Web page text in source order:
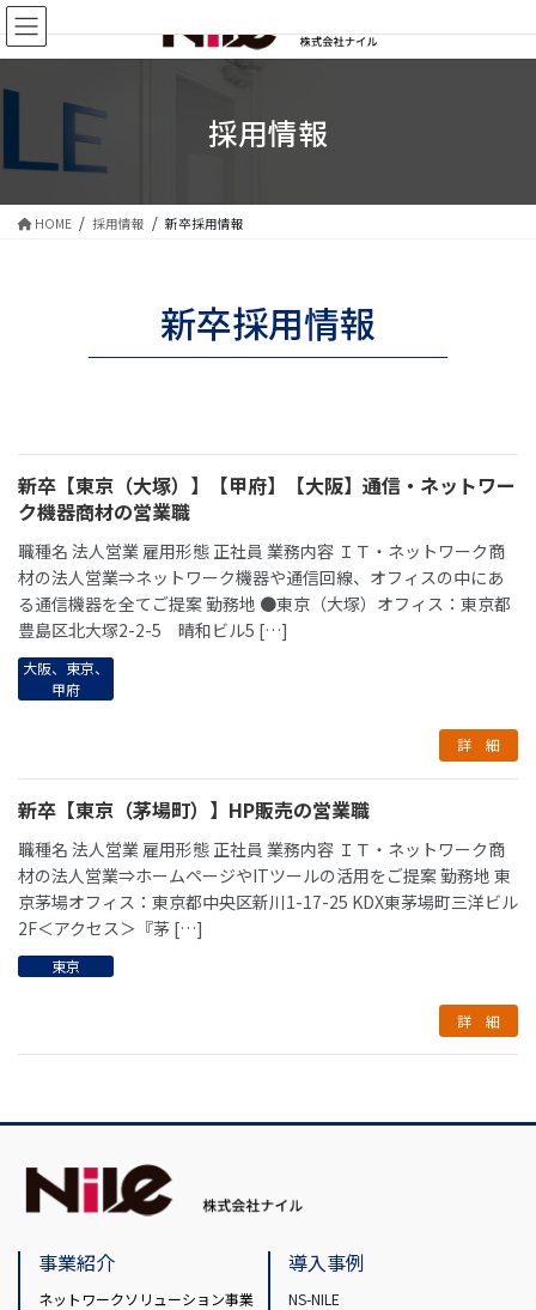
コ
ン
テ
ン
ナ
ビ
ゲ
ー
移
採用情報
HOME 採用情報 新卒採用情報
新卒採用情報
新卒【東京（大塚）】【甲府】【大阪】通信・ネットワー
ク機器商材の営業職
職種名 法人営業 雇用形態 正社員 業務内容 ＩＴ・ネットワーク商
材の法人営業⇒ネットワーク機器や通信回線、オフィスの中にあ
る通信機器を全てご提案 勤務地 ●東京（大塚）オフィス：東京都
豊島区北大塚2-2-5 晴和ビル5 […]
大阪、 東京、
甲府
詳 細
新卒【東京（茅場町）】HP販売の営業職
職種名 法人営業 雇用形態 正社員 業務内容 ＩＴ・ネットワーク商
材の法人営業⇒ホームページやITツールの活用をご提案 勤務地 東
京茅場オフィス：東京都中央区新川1-17-25 KDX東茅場町三洋ビル
2F＜アクセス＞『茅 […]
東京
詳 細
事業紹介
ネットワークソリューション事業
導入事例
NS-NILE